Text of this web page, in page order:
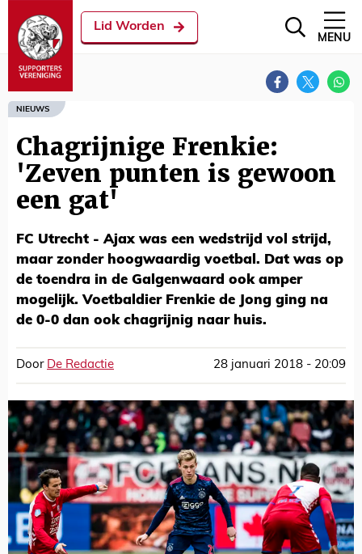
Lid Worden
MENU
NIEUWS
Chagrijnige Frenkie:
'Zeven punten is gewoon
een gat'
FC Utrecht - Ajax was een wedstrijd vol strijd,
maar zonder hoogwaardig voetbal. Dat was op
de toendra in de Galgenwaard ook amper
mogelijk. Voetbaldier Frenkie de Jong ging na
de 0-0 dan ook chagrijnig naar huis.
Door De Redactie 28 januari 2018 - 20:09